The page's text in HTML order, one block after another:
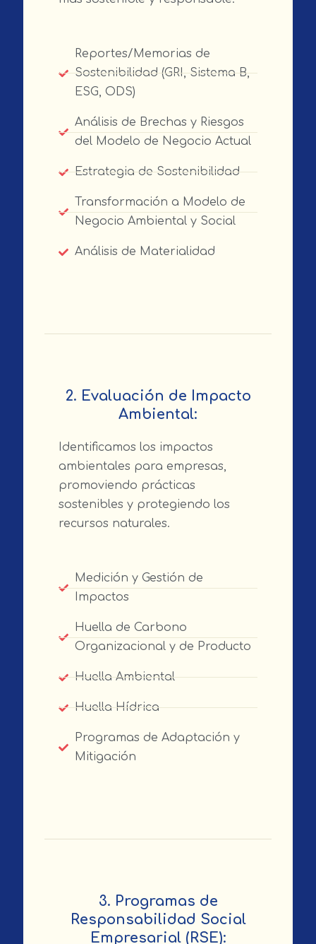
Reportes/Memorias de
Sostenibilidad (GRI, Sistema B,
ESG, ODS)
Análisis de Brechas y Riesgos
del Modelo de Negocio Actual
Estrategia de Sostenibilidad
Transformación a Modelo de
Negocio Ambiental y Social
Análisis de Materialidad
2. Evaluación de Impacto
Ambiental:
Identificamos los impactos
ambientales para empresas,
promoviendo prácticas
sostenibles y protegiendo los
recursos naturales.
Medición y Gestión de
Impactos
Huella de Carbono
Organizacional y de Producto
Huella Ambiental
Huella Hídrica
Programas de Adaptación y
Mitigación
3. Programas de
Responsabilidad Social
Empresarial (RSE):